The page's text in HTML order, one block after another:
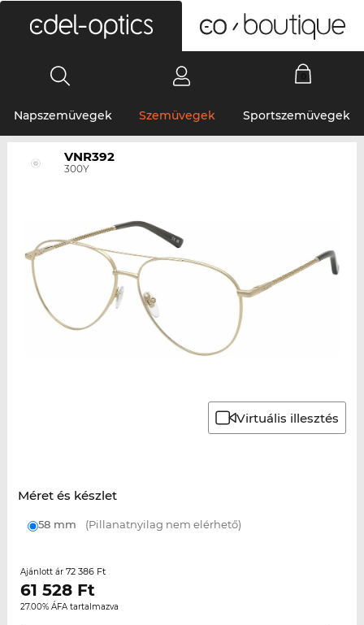
Napszemüvegek Szemüvegek Sportszemüvegek
VNR392
300Y
Virtuális illesztés
Méret és készlet
58 mm (Pillanatnyilag nem elérhető)
Ajánlott ár 72 386 Ft
61 528Ft
27.00% ÁFA tartalmazva